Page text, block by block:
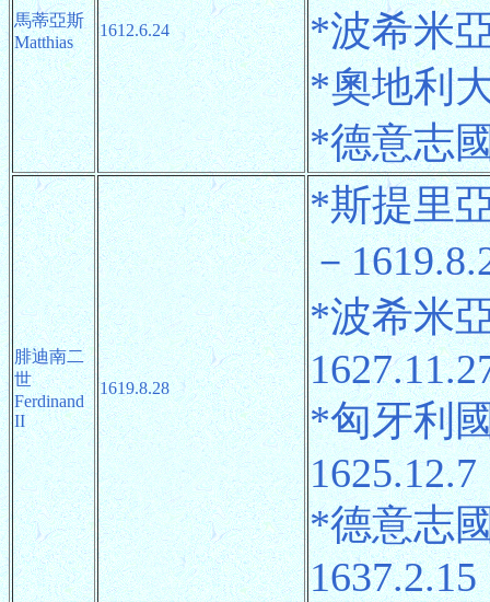
馬蒂亞斯
Matthias
1612.6.24
*波希米
*奧地利
*德意志
腓迪南二
世
Ferdinand
II
1619.8.28
*斯提里
－
*波希米
*匈牙利
1625.12.7
*德意志
1637.2.15